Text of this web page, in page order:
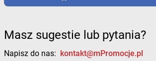
Masz sugestie lub pytania?
Napisz do nas: kontakt@mPromocje.pl